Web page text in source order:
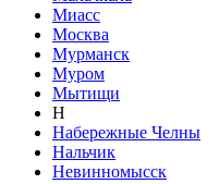
Миасс
Москва
Мурманск
Муром
Мытищи
Н
Набережные Челны
Нальчик
Невинномысск